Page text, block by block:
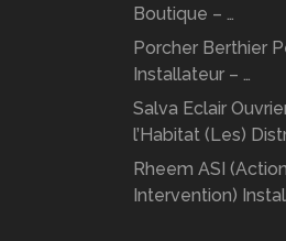
Boutique – …
Porcher Berthier
Installateur – …
Salva Eclair
l’Habitat (Les)
Rheem ASI
Intervention)